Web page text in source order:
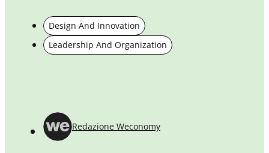
Design And Innovation
Leadership And Organization
Redazione Weconomy